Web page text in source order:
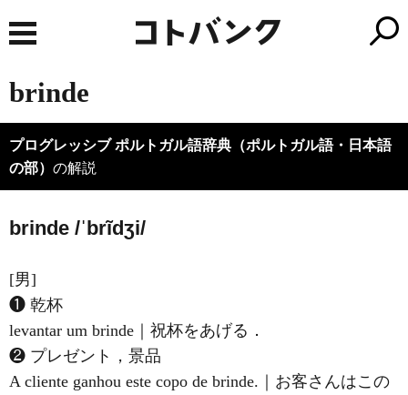
brinde
プログレッシブ ポルトガル語辞典（ポルトガル語・日本語
の部） の解説
brinde /ˈbrĩdʒi/
[男]
❶ 乾杯
levantar um brinde｜祝杯をあげる．
❷ プレゼント，景品
A cliente ganhou este copo de brinde.｜お客さんはこの